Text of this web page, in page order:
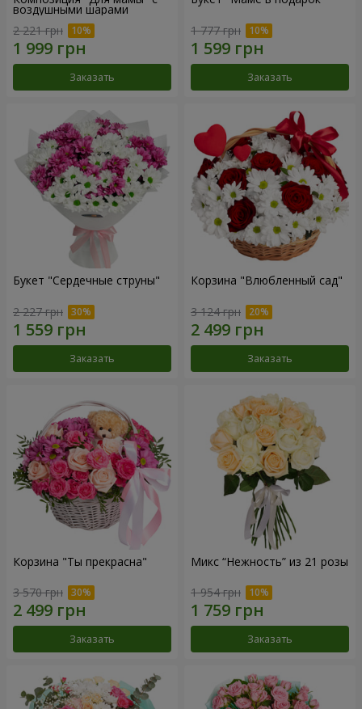
воздушными шарами
2 221 грн
Заказать
1 777 грн
Заказать
Букет "Сердечные струны"
2 227 грн
Заказать
Корзина "Влюбленный сад"
3 124 грн
Заказать
Корзина "Ты прекрасна"
3 570 грн
Заказать
Микс “Нежность” из 21 розы
1 954 грн
Заказать